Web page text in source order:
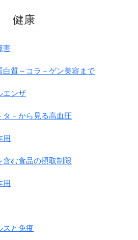
健康
害
質～コラ－ゲン美容まで
ンザ
－から見る高血圧
用
含む食品の摂取制限
用
スと免疫